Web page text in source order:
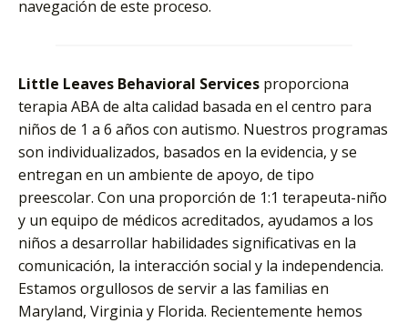
navegación de este proceso.
Little Leaves Behavioral Services proporciona
terapia ABA de alta calidad basada en el centro para
niños de 1 a 6 años con autismo. Nuestros programas
son individualizados, basados en la evidencia, y se
entregan en un ambiente de apoyo, de tipo
preescolar. Con una proporción de 1:1 terapeuta-niño
y un equipo de médicos acreditados, ayudamos a los
niños a desarrollar habilidades significativas en la
comunicación, la interacción social y la independencia.
Estamos orgullosos de servir a las familias en
Maryland, Virginia y Florida. Recientemente hemos